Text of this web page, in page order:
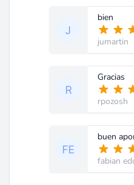
bien
jumartin
Gracias
rpozosh
buen
fabian